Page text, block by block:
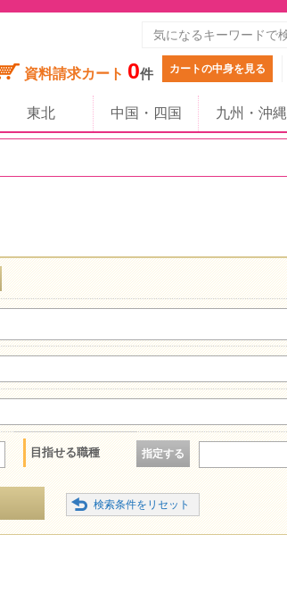
資料請求カート 0件 カートの中身を見る
東北 中国・四国 九州・沖縄
目指せる職種 指定する